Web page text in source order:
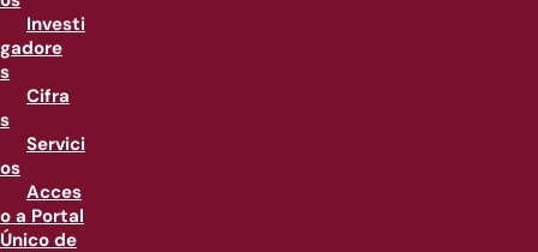
Investi
gadore
s
Cifra
s
Servici
os
Acces
o a Portal
Único de